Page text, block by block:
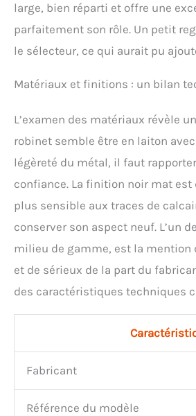
large, bien réparti et offre une
parfaitement son rôle. Un petit
le sélecteur, ce qui aurait pu
Matériaux et finitions : un bilan
L’examen des matériaux révèle
robinet semble être en laiton
légèreté du métal, il faut
confiance. La finition noir mat
plus sensible aux traces de
conserver son aspect neuf. L’un
milieu de gamme, est la mention
et de sérieux de la part du
des caractéristiques techniques
Fabricant
Référence du modèle